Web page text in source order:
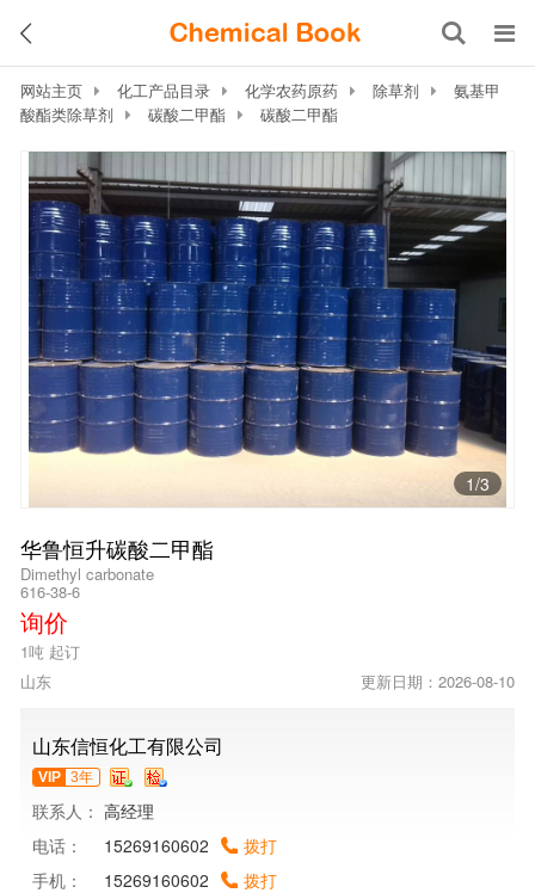
网站主页 化工产品目录 化学农药原药 除草剂
氨基甲
酸酯类除草剂
碳酸二甲酯 碳酸二甲酯
1/3
华鲁恒升碳酸二甲酯
Dimethyl carbonate
616-38-6
询价
1吨 起订
山东
更新日期：2026-08-10
山东信恒化工有限公司
VIP 3年
联系人： 高经理
电话：
15269160602
拨打
手机：
15269160602
拨打